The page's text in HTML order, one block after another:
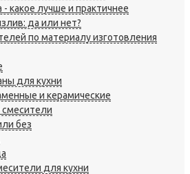
какое лучше и практичнее
да или нет?
по материалу изготовления
для кухни
и керамические
без
для кухни